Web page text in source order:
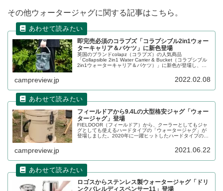
その他ウォータージャグに関する記事はこちら。
即完売必須のコラプズ「コラプシブル2in1ウォー
ターキャリア＆バケツ」に新色登場
英国のブランドcolapz（コラプズ）の人気商品
「Collapsible 2in1 Water Carrier & Bucket（コラプシブル
2in1ウォーターキャリア＆バケツ）」に新色が登場し、早
campreview.jp 2022.02.08
フィールドアから9.4Lの大型格安ジャグ「ウォー
タージャグ」登場
FIELDOOR（フィールドア）から、クーラーとしてもジャ
グとしても使えるハードタイプの「ウォータージャグ」が
登場しました。2020年に一躍ヒットしたハードタイプのジ
campreview.jp 2021.06.22
ロゴスからステンレス製ウォータージャグ「ドリ
ンクバレルディスペンサー11」登場